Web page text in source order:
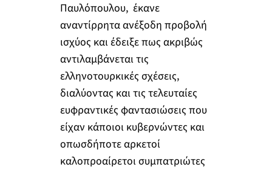
Παυλόπουλου, έκανε
αναντίρρητα ανέξοδη προβολή
ισχύος και έδειξε πως ακριβώς
αντιλαμβάνεται τις
ελληνοτουρκικές σχέσεις,
διαλύοντας και τις τελευταίες
ευφραντικές φαντασιώσεις που
είχαν κάποιοι κυβερνώντες και
οπωσδήποτε αρκετοί
καλοπροαίρετοι συμπατριώτες